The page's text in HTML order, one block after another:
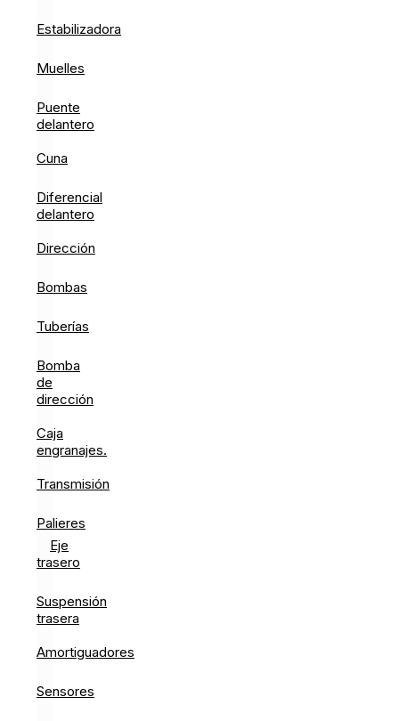
Estabilizadora
Muelles
Puente
delantero
Cuna
Diferencial
delantero
Dirección
Bombas
Tuberías
Bomba
de
dirección
Caja
engranajes.
Transmisión
Palieres
Eje
trasero
Suspensión
trasera
Amortiguadores
Sensores